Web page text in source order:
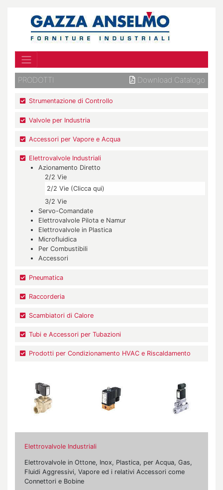
PRODOTTI Download Catalogo
Strumentazione di Controllo
Valvole per Industria
Accessori per Vapore e Acqua
Elettrovalvole Industriali
Azionamento Diretto
2/2 Vie
2/2 Vie (Clicca qui)
3/2 Vie
Servo-Comandate
Elettrovalvole Pilota e Namur
Elettrovalvole in Plastica
Microfluidica
Per Combustibili
Accessori
Pneumatica
Raccorderia
Scambiatori di Calore
Tubi e Accessori per Tubazioni
Prodotti per Condizionamento HVAC e Riscaldamento
Elettrovalvole Industriali
Elettrovalvole in Ottone, Inox, Plastica, per Acqua, Gas,
Fluidi Aggressivi, Vapore ed i relativi Accessori come
Connettori e Bobine